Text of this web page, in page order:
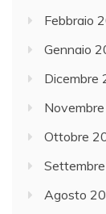
Febbraio
Gennaio
Dicembre
Ottobre
Agosto